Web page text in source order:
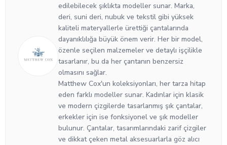
edilebilecek şıklıkta modeller sunar. Marka,
deri, suni deri, nubuk ve tekstil gibi yüksek
kaliteli materyallerle ürettiği çantalarında
dayanıklılığa büyük önem verir. Her bir model,
özenle seçilen malzemeler ve detaylı işçilikle
tasarlanır, bu da her çantanın benzersiz
olmasını sağlar.
Matthew Cox'un koleksiyonları, her tarza hitap
eden farklı modeller sunar. Kadınlar için klasik
ve modern çizgilerde tasarlanmış şık çantalar,
erkekler için ise fonksiyonel ve şık modeller
bulunur. Çantalar, tasarımlarındaki zarif çizgiler
ve dikkat çeken metal aksesuarlarla göz alıcı